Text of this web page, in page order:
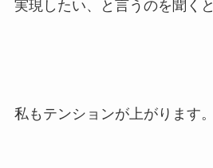
実現したい、と言うのを聞くと
私もテンションが上がります。